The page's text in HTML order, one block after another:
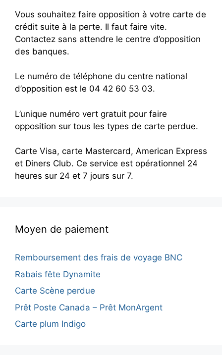
Vous souhaitez faire opposition à votre carte de
crédit suite à la perte. Il faut faire vite.
Contactez sans attendre le centre d’opposition
des banques.
Le numéro de téléphone du centre national
d’opposition est le 04 42 60 53 03.
L’unique numéro vert gratuit pour faire
opposition sur tous les types de carte perdue.
Carte Visa, carte Mastercard, American Express
et Diners Club. Ce service est opérationnel 24
heures sur 24 et 7 jours sur 7.
Moyen de paiement
Remboursement des frais de voyage BNC
Rabais fête Dynamite
Carte Scène perdue
Prêt Poste Canada – Prêt MonArgent
Carte plum Indigo